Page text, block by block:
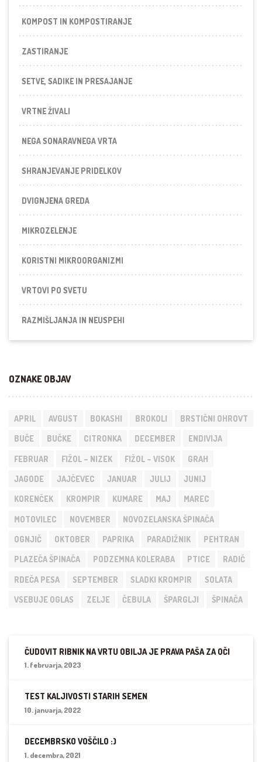
KOMPOST IN KOMPOSTIRANJE
ZASTIRANJE
SETVE, SADIKE IN PRESAJANJE
VRTNE ŽIVALI
NEGA SONARAVNEGA VRTA
SHRANJEVANJE PRIDELKOV
DVIGNJENA GREDA
MIKROZELENJE
KORISTNI MIKROORGANIZMI
VRTOVI PO SVETU
RAZMIŠLJANJA IN NEUSPEHI
OZNAKE OBJAV
APRIL AVGUST BOKASHI BROKOLI BRSTIČNI OHROVT
BUČE BUČKE CITRONKA DECEMBER ENDIVIJA
FEBRUAR FIŽOL – NIZEK FIŽOL – VISOK GRAH
JAGODE JAJČEVEC JANUAR JULIJ JUNIJ
KORENČEK KROMPIR KUMARE MAJ MAREC
MOTOVILEC NOVEMBER NOVOZELANSKA ŠPINAČA
OGNJIČ OKTOBER PAPRIKA PARADIŽNIK PEHTRAN
PLAZEČA ŠPINAČA PODZEMNA KOLERABA PTICE RADIČ
RDEČA PESA SEPTEMBER SLADKI KROMPIR SOLATA
VSEBUJE OGLAS ZELJE ČEBULA ŠPARGLJI ŠPINAČA
ČUDOVIT RIBNIK NA VRTU OBILJA JE PRAVA PAŠA ZA OČI
1. februarja, 2023
TEST KALJIVOSTI STARIH SEMEN
10. januarja, 2022
DECEMBRSKO VOŠČILO :)
1. decembra, 2021